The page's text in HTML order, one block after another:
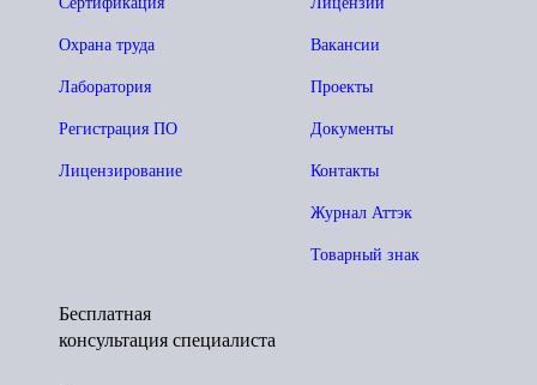
Вакансии
Проекты
Документы
Контакты
Журнал Аттэк
Товарный знак
Охрана труда
Лаборатория
Регистрация ПО
Лицензирование
Бесплатная
консультация специалиста